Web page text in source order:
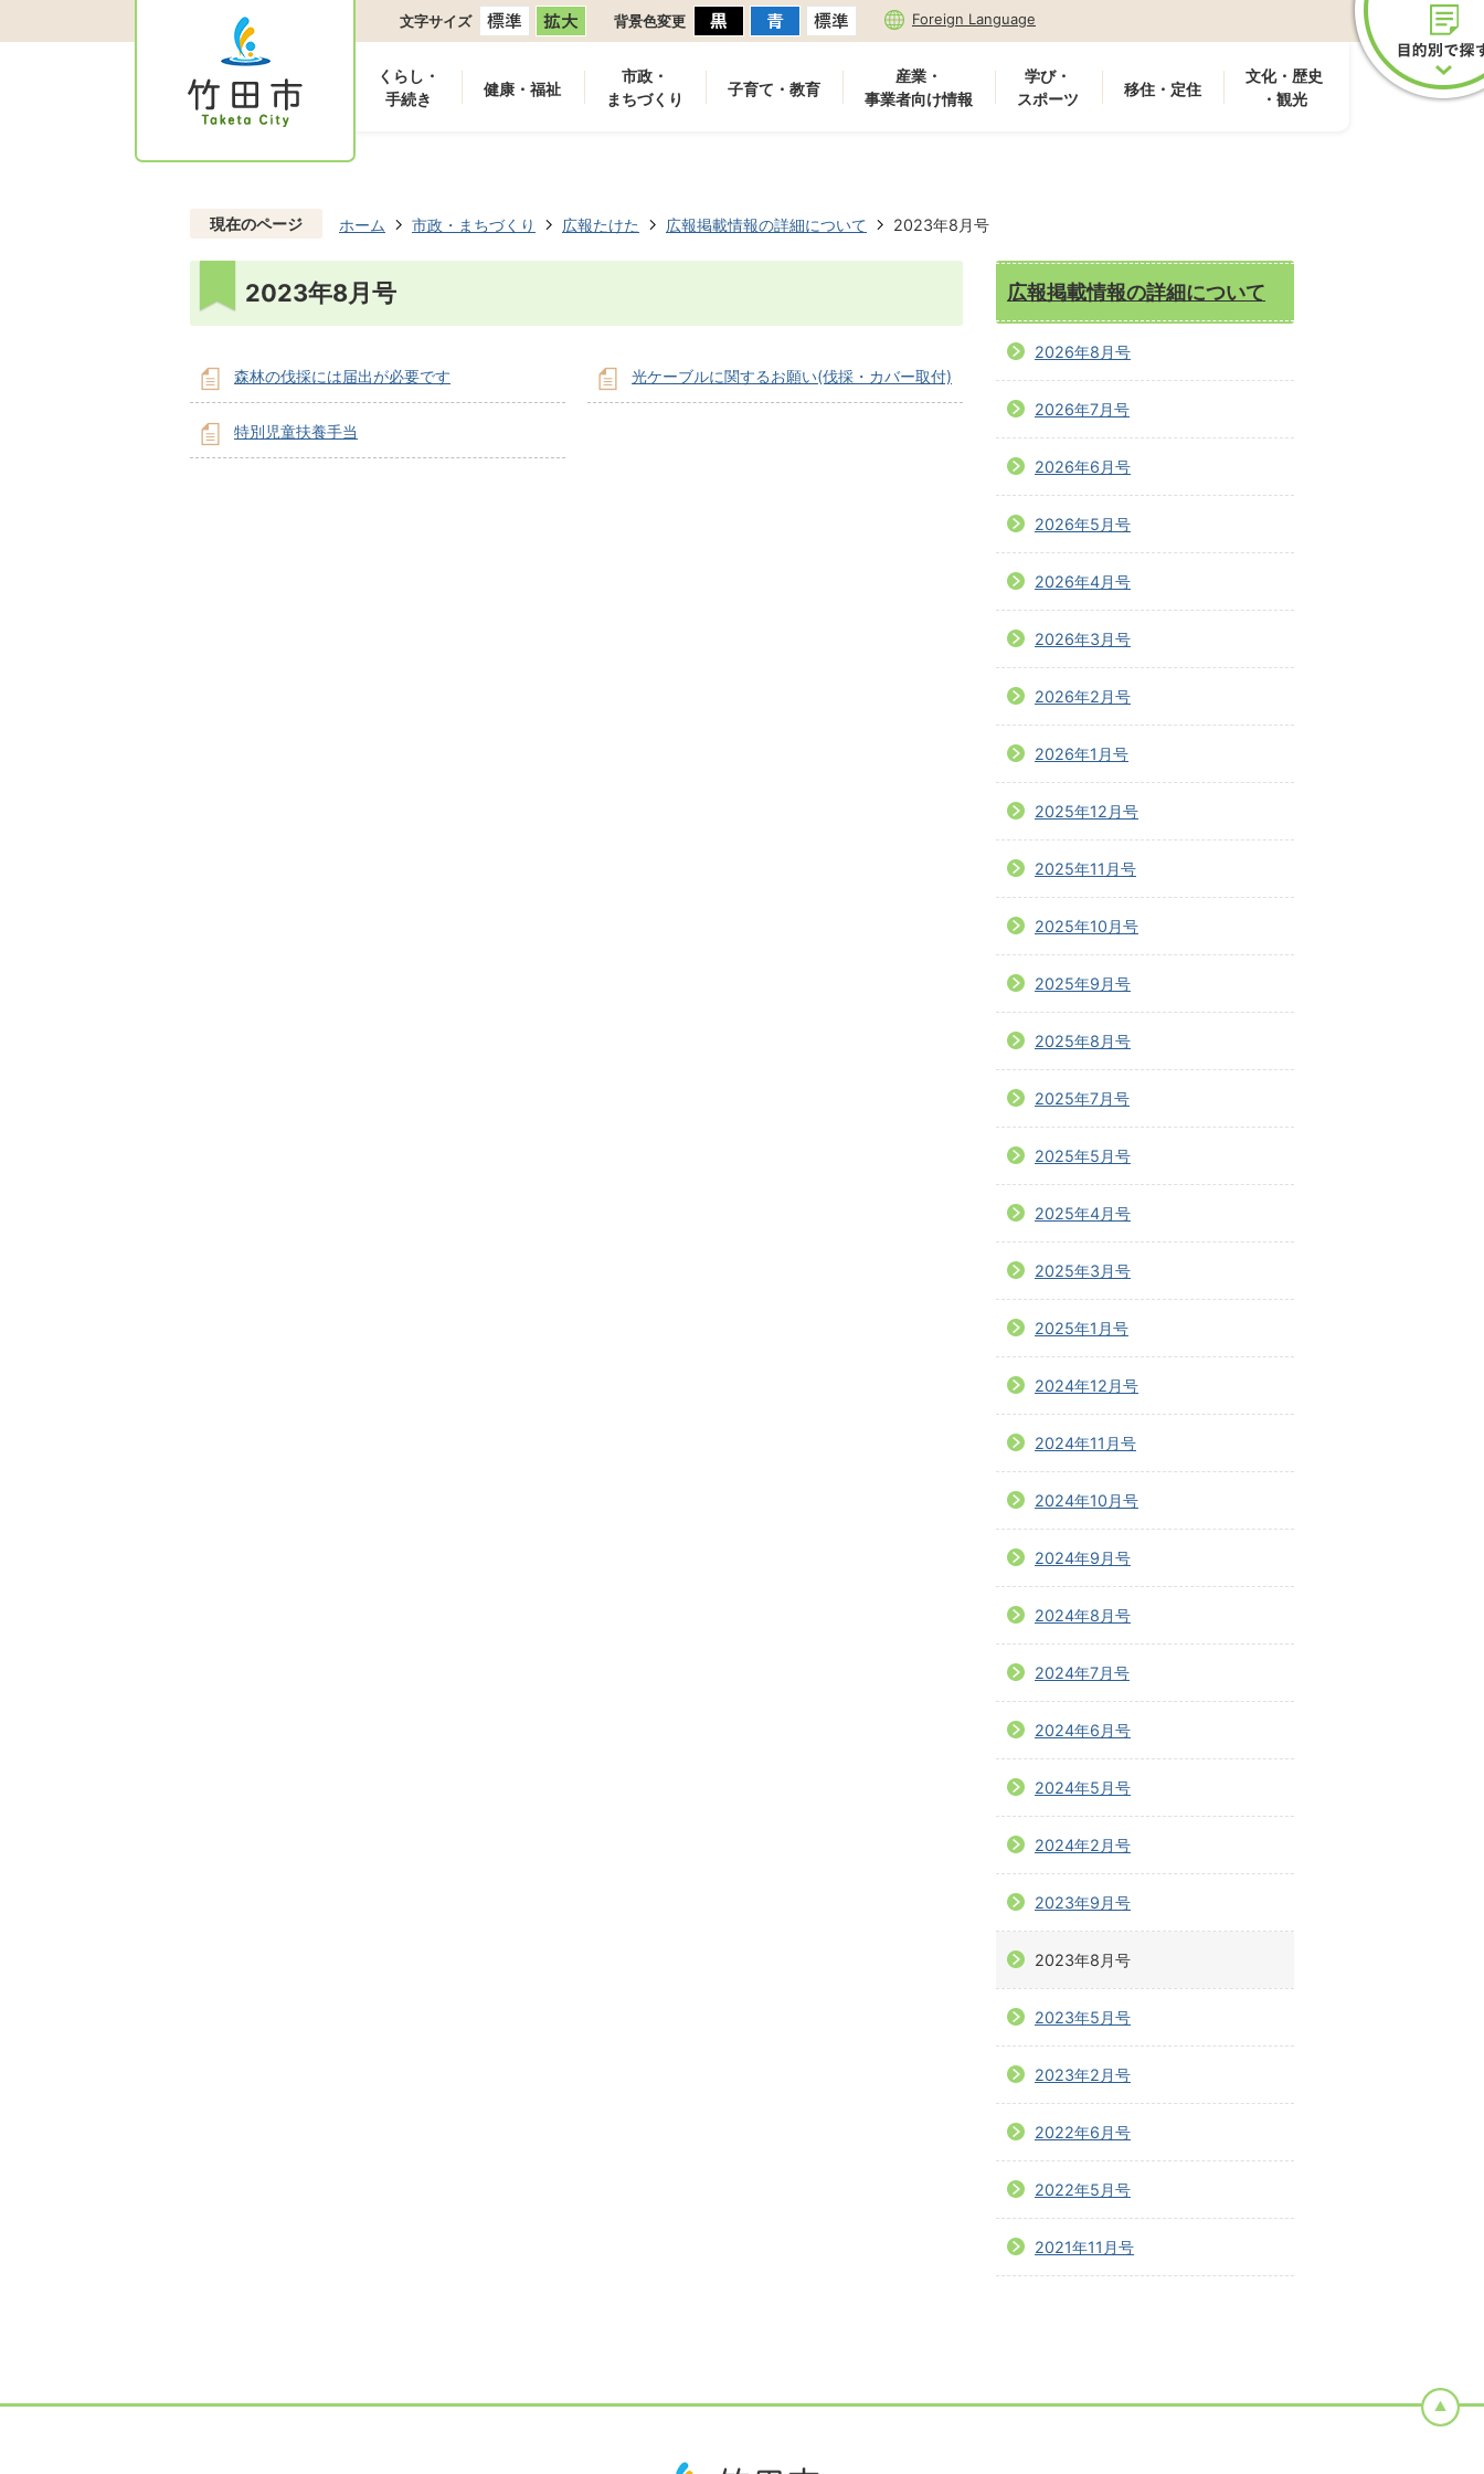
文字サイズ 背景色変更 Foreign Language
くらし・
手続き
健康・福祉
市政・
まちづくり
子育て・教育
産業・
事業者向け情報
学び・
スポーツ
移住・定住
文化・歴史
・観光
現在のページ ホーム 市政・まちづくり 広報たけた 広報掲載情報の詳細について 2023年8月号
2023年8月号
森林の伐採には届出が必要です 光ケーブルに関するお願い(伐採・カバー取付)
特別児童扶養手当
広報掲載情報の詳細について
2026年8月号
2026年7月号
2026年6月号
2026年5月号
2026年4月号
2026年3月号
2026年2月号
2026年1月号
2025年12月号
2025年11月号
2025年10月号
2025年9月号
2025年8月号
2025年7月号
2025年5月号
2025年4月号
2025年3月号
2025年1月号
2024年12月号
2024年11月号
2024年10月号
2024年9月号
2024年8月号
2024年7月号
2024年6月号
2024年5月号
2024年2月号
2023年9月号
2023年8月号
2023年5月号
2023年2月号
2022年6月号
2022年5月号
2021年11月号